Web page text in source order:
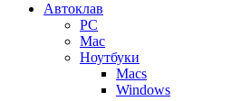
Автоклав
PC
Mac
Ноутбуки
Macs
Windows